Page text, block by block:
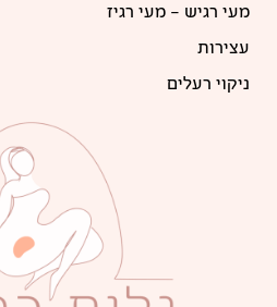
מעי רגיש – מעי רגיז
עצירות
ניקוי רעלים